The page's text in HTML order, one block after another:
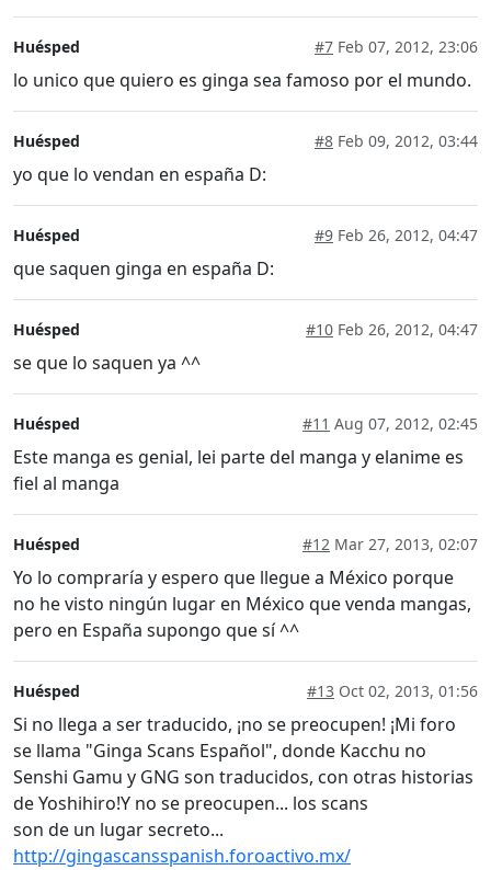
Huésped #7 Feb 07, 2012, 23:06
lo unico que quiero es ginga sea famoso por el mundo.
Huésped #8 Feb 09, 2012, 03:44
yo que lo vendan en españa D:
Huésped #9 Feb 26, 2012, 04:47
que saquen ginga en españa D:
Huésped #10 Feb 26, 2012, 04:47
se que lo saquen ya ^^
Huésped #11 Aug 07, 2012, 02:45
Este manga es genial, lei parte del manga y elanime es
fiel al manga
Huésped #12 Mar 27, 2013, 02:07
Yo lo compraría y espero que llegue a México porque
no he visto ningún lugar en México que venda mangas,
pero en España supongo que sí ^^
Huésped #13 Oct 02, 2013, 01:56
Si no llega a ser traducido, ¡no se preocupen! ¡Mi foro
se llama "Ginga Scans Español", donde Kacchu no
Senshi Gamu y GNG son traducidos, con otras historias
de Yoshihiro!Y no se preocupen... los scans
son de un lugar secreto...
http://gingascansspanish.foroactivo.mx/